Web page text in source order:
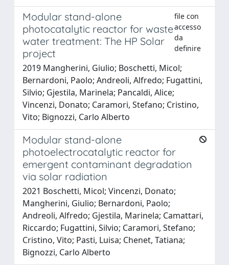
Modular stand-alone
photocatalytic reactor for waste
water treatment: The HP Solar
project
file con
accesso
da
definire
2019 Mangherini, Giulio; Boschetti, Micol;
Bernardoni, Paolo; Andreoli, Alfredo; Fugattini,
Silvio; Gjestila, Marinela; Pancaldi, Alice;
Vincenzi, Donato; Caramori, Stefano; Cristino,
Vito; Bignozzi, Carlo Alberto
Modular stand-alone
photoelectrocatalytic reactor for
emergent contaminant degradation
via solar radiation
2021 Boschetti, Micol; Vincenzi, Donato;
Mangherini, Giulio; Bernardoni, Paolo;
Andreoli, Alfredo; Gjestila, Marinela; Camattari,
Riccardo; Fugattini, Silvio; Caramori, Stefano;
Cristino, Vito; Pasti, Luisa; Chenet, Tatiana;
Bignozzi, Carlo Alberto